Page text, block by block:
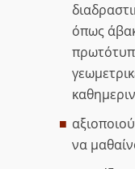
όπως
να